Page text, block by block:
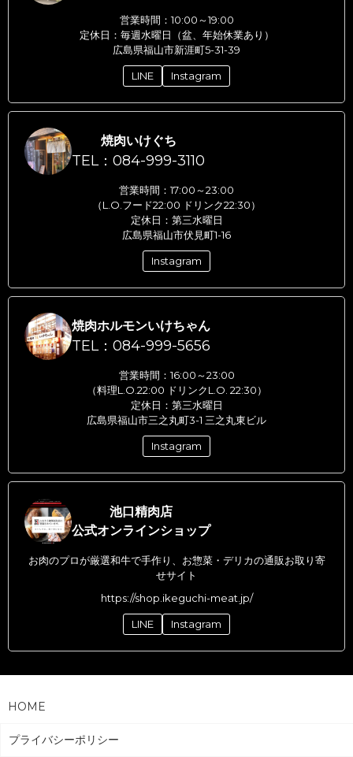
営業時間：10:00～19:00
定休日：毎週水曜日（盆、年始休業あり）
広島県福山市新涯町5-31-39
LINE Instagram
焼肉いけぐち
TEL：084-999-3110
営業時間：17:00～23:00
（L.O.フード22:00 ドリンク22:30）
定休日：第三水曜日
広島県福山市伏見町1-16
Instagram
焼肉ホルモンいけちゃん
TEL：084-999-5656
営業時間：16:00～23:00
（料理L.O.22:00 ドリンクL.O. 22:30）
定休日：第三水曜日
広島県福山市三之丸町3-1 三之丸東ビル
Instagram
池口精肉店
公式オンラインショップ
お肉のプロが厳選和牛で手作り、お惣菜・デリカの通販お取り寄
せサイト
https://shop.ikeguchi-meat.jp/
LINE Instagram
HOME
プライバシーポリシー